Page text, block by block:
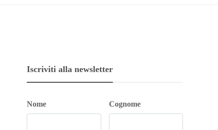
Iscriviti alla newsletter
Nome Cognome